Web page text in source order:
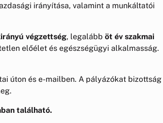
irányítása, valamint a munkáltatói
végzettség, legalább öt év szakmai
előélet és egészségügyi alkalmasság.
úton és e-mailben. A pályázókat bizottság
található.